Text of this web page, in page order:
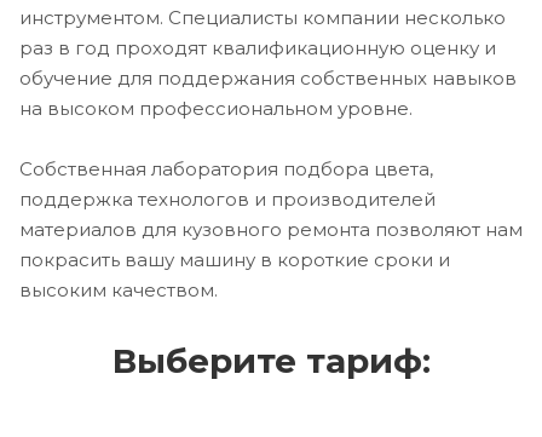
инструментом. Специалисты компании несколько
раз в год проходят квалификационную оценку и
обучение для поддержания собственных навыков
на высоком профессиональном уровне.
Собственная лаборатория подбора цвета,
поддержка технологов и производителей
материалов для кузовного ремонта позволяют нам
покрасить вашу машину в короткие сроки и
высоким качеством.
Выберите тариф: